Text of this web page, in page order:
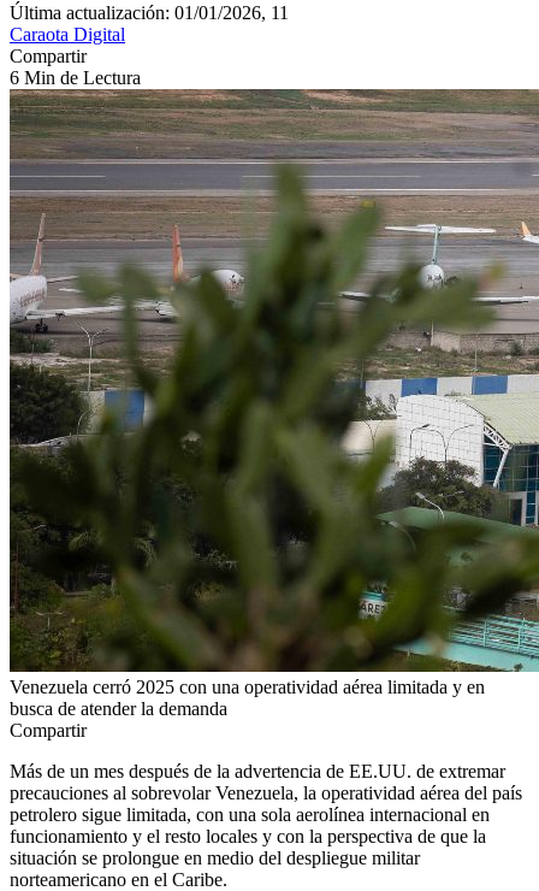
Última actualización: 01/01/2026, 11
Caraota Digital
Compartir
6 Min de Lectura
Venezuela cerró 2025 con una operatividad aérea limitada y en
busca de atender la demanda
Compartir
Más de un mes después de la advertencia de EE.UU. de extremar
precauciones al sobrevolar Venezuela, la operatividad aérea del país
petrolero sigue limitada, con una sola aerolínea internacional en
funcionamiento y el resto locales y con la perspectiva de que la
situación se prolongue en medio del despliegue militar
norteamericano en el Caribe.